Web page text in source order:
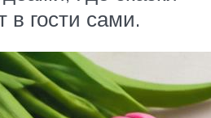
в гости сами.